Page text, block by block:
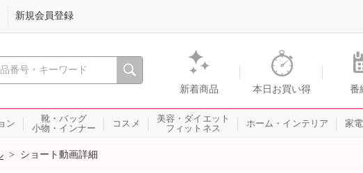
心おどる、瞬間を。通販・テレビショッピングのショップチャンネル
新着商品 本日お買い得 番
新規会員登録
ン
靴・バッグ
小物・インナー
コスメ
美容・ダイエット
フィットネス
ホーム・インテリア 家電
> ショート動画詳細